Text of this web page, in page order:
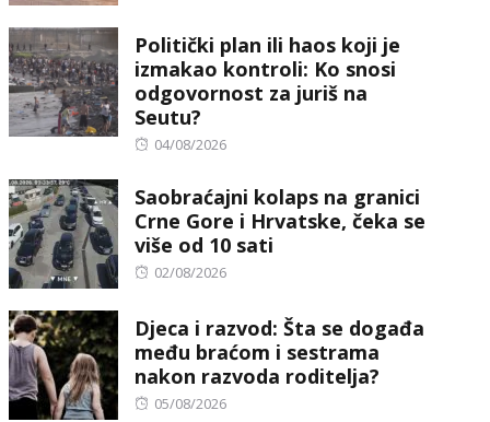
Politički plan ili haos koji je
izmakao kontroli: Ko snosi
odgovornost za juriš na
Seutu?
Posted
04/08/2026
Saobraćajni kolaps na granici
Crne Gore i Hrvatske, čeka se
više od 10 sati
Posted
02/08/2026
Djeca i razvod: Šta se događa
među braćom i sestrama
nakon razvoda roditelja?
Posted
05/08/2026